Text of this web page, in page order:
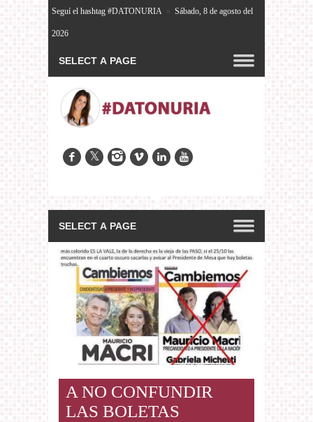
Seguí el hashtag #DATONURIA » Sábado, 8 de agosto del
2026
A NO CONFUNDIR
LAS BOLETAS